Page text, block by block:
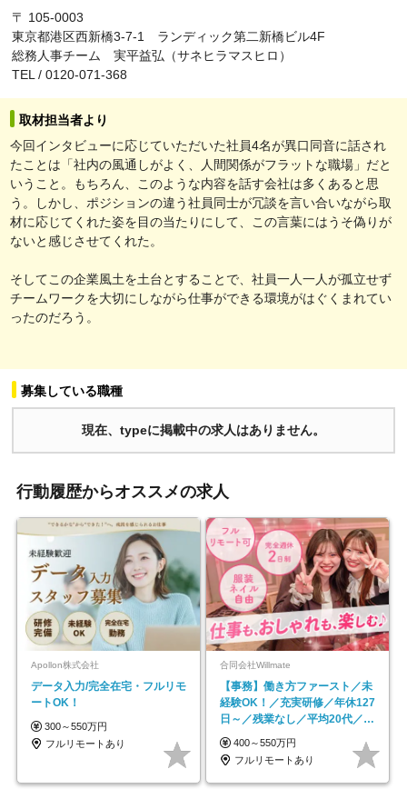
〒 105-0003
東京都港区西新橋3-7-1 ランディック第二新橋ビル4F
総務人事チーム 実平益弘（サネヒラマスヒロ）
TEL / 0120-071-368
取材担当者より
今回インタビューに応じていただいた社員4名が異口同音に話され
たことは「社内の風通しがよく、人間関係がフラットな職場」だと
いうこと。もちろん、このような内容を話す会社は多くあると思
う。しかし、ポジションの違う社員同士が冗談を言い合いながら取
材に応じてくれた姿を目の当たりにして、この言葉にはうそ偽りが
ないと感じさせてくれた。
そしてこの企業風土を土台とすることで、社員一人一人が孤立せず
チームワークを大切にしながら仕事ができる環境がはぐくまれてい
ったのだろう。
募集している職種
現在、typeに掲載中の求人はありません。
行動履歴からオススメの求人
Apollon株式会社
データ入力/完全在宅・フルリモ
ートOK！
300～550万円
フルリモートあり
合同会社Willmate
【事務】働き方ファースト／未
経験OK！／充実研修／年休127
日～／残業なし／平均20代／リ
モートOK
400～550万円
フルリモートあり